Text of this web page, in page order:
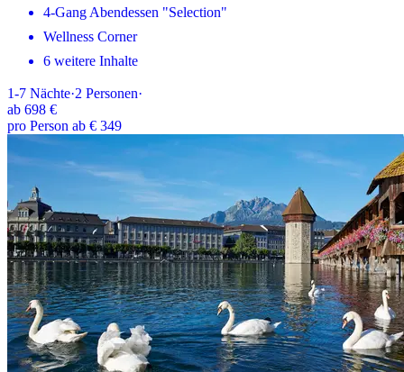
4-Gang Abendessen "Selection"
Wellness Corner
6 weitere Inhalte
1-7 Nächte·2 Personen·
ab 698 €
pro Person ab € 349